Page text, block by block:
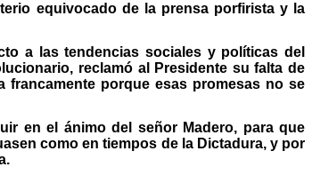
equivocado de la prensa porfirista y la
a las tendencias sociales y políticas del
reclamó al Presidente su falta de
francamente porque esas promesas no se
en el ánimo del señor Madero, para que
como en tiempos de la Dictadura, y por